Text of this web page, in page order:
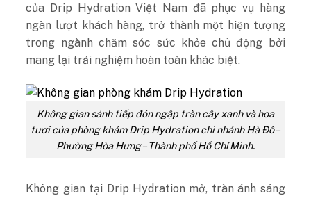
của Drip Hydration Việt Nam đã phục vụ hàng
ngàn lượt khách hàng, trở thành một hiện tượng
trong ngành chăm sóc sức khỏe chủ động bởi
mang lại trải nghiệm hoàn toàn khác biệt.
Không gian sảnh tiếp đón ngập tràn cây xanh và hoa
tươi của phòng khám Drip Hydration chi nhánh Hà Đô –
Phường Hòa Hưng – Thành phố Hồ Chí Minh.
Không gian tại Drip Hydration mở, tràn ánh sáng